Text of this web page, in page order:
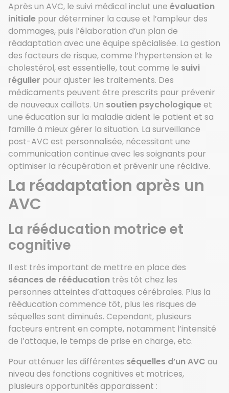
Après un AVC, le suivi médical inclut une évaluation
initiale pour déterminer la cause et l’ampleur des
dommages, puis l’élaboration d’un plan de
réadaptation avec une équipe spécialisée. La gestion
des facteurs de risque, comme l’hypertension et le
cholestérol, est essentielle, tout comme le suivi
régulier pour ajuster les traitements. Des
médicaments peuvent être prescrits pour prévenir
de nouveaux caillots. Un soutien psychologiqueet
une éducation sur la maladie aident le patient et sa
famille à mieux gérer la situation. La surveillance
post-AVC est personnalisée, nécessitant une
communication continue avec les soignants pour
optimiser la récupération et prévenir une récidive.
La réadaptation après un
AVC
La rééducation motrice et
cognitive
Il est très important de mettre en place des
séances de rééducation très tôt chez les
personnes atteintes d’attaques cérébrales. Plus la
rééducation commence tôt, plus les risques de
séquelles sont diminués. Cependant, plusieurs
facteurs entrent en compte, notamment l’intensité
de l’attaque, le temps de prise en charge, etc.
Pour atténuer les différentes séquelles d’un AVC au
niveau des fonctions cognitives et motrices,
plusieurs opportunités apparaissent :